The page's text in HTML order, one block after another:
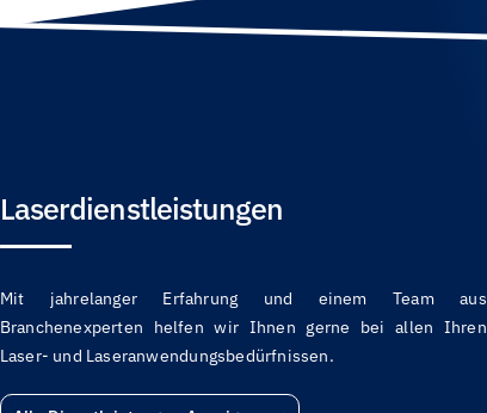
Laserdienstleistungen
Mit jahrelanger Erfahrung und einem Team aus
Branchenexperten helfen wir Ihnen gerne bei allen Ihren
Laser- und Laseranwendungsbedürfnissen.